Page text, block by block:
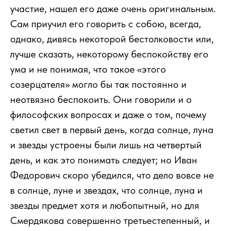
участие, нашел его даже очень оригинальным.
Сам приучил его говорить с собою, всегда,
однако, дивясь некоторой бестолковости или,
лучше сказать, некоторому беспокойству его
ума и не понимая, что такое «этого
созерцателя» могло бы так постоянно и
неотвязно беспокоить. Они говорили и о
философских вопросах и даже о том, почему
светил свет в первый день, когда солнце, луна
и звезды устроены были лишь на четвертый
день, и как это понимать следует; но Иван
Федорович скоро убедился, что дело вовсе не
в солнце, луне и звездах, что солнце, луна и
звезды предмет хотя и любопытный, но для
Смердякова совершенно третьестепенный, и